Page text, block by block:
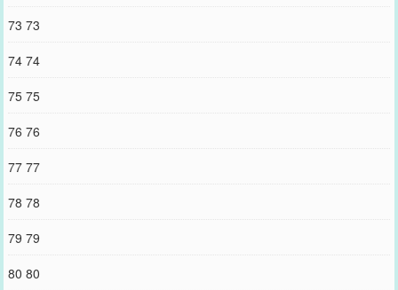
73 73
74 74
75 75
76 76
77 77
78 78
79 79
80 80